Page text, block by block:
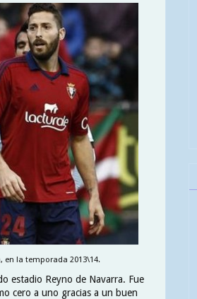
en la temporada 2013\14.
estadio Reyno de Navarra. Fue
cero a uno gracias a un buen